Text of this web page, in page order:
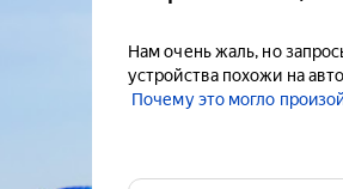
Нам очень жаль, но
устройства похожи на
Почему это могло